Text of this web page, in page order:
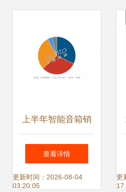
上半年智能音箱销
量小幅回升，行业
前景仍待破局
查看详情
更新时间：2026-08-04
03:20:05
更